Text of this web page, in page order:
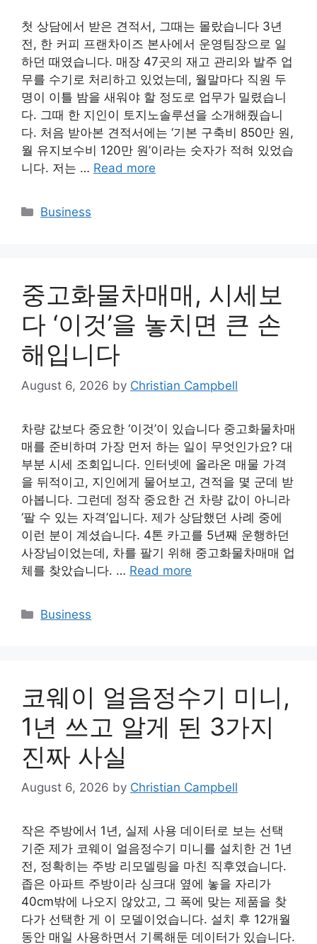
첫 상담에서 받은 견적서, 그때는 몰랐습니다 3년
전, 한 커피 프랜차이즈 본사에서 운영팀장으로 일
하던 때였습니다. 매장 47곳의 재고 관리와 발주 업
무를 수기로 처리하고 있었는데, 월말마다 직원 두
명이 이틀 밤을 새워야 할 정도로 업무가 밀렸습니
다. 그때 한 지인이 토지노솔루션을 소개해줬습니
다. 처음 받아본 견적서에는 ‘기본 구축비 850만 원,
월 유지보수비 120만 원’이라는 숫자가 적혀 있었습
니다. 저는 … Read more
Categories
Business
중고화물차매매, 시세보
다 ‘이것’을 놓치면 큰 손
해입니다
August 6, 2026 by Christian Campbell
차량 값보다 중요한 ‘이것’이 있습니다 중고화물차매
매를 준비하며 가장 먼저 하는 일이 무엇인가요? 대
부분 시세 조회입니다. 인터넷에 올라온 매물 가격
을 뒤적이고, 지인에게 물어보고, 견적을 몇 군데 받
아봅니다. 그런데 정작 중요한 건 차량 값이 아니라
‘팔 수 있는 자격’입니다. 제가 상담했던 사례 중에
이런 분이 계셨습니다. 4톤 카고를 5년째 운행하던
사장님이었는데, 차를 팔기 위해 중고화물차매매 업
체를 찾았습니다. … Read more
Categories
Business
코웨이 얼음정수기 미니,
1년 쓰고 알게 된 3가지
진짜 사실
August 6, 2026 by Christian Campbell
작은 주방에서 1년, 실제 사용 데이터로 보는 선택
기준 제가 코웨이 얼음정수기 미니를 설치한 건 1년
전, 정확히는 주방 리모델링을 마친 직후였습니다.
좁은 아파트 주방이라 싱크대 옆에 놓을 자리가
40cm밖에 나오지 않았고, 그 폭에 맞는 제품을 찾
다가 선택한 게 이 모델이었습니다. 설치 후 12개월
동안 매일 사용하면서 기록해둔 데이터가 있습니다.